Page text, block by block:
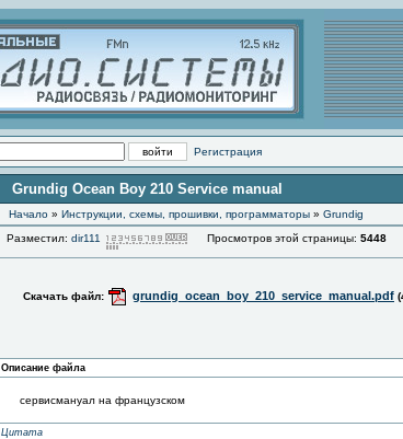
Регистрация
Grundig Ocean Boy 210 Service manual
Начало » Инструкции, схемы, прошивки, программаторы » Grundig
Разместил: dir111 Просмотров этой страницы: 5448
Скачать файл: grundig_ocean_boy_210_service_manual.pdf
Описание файла
сервисмануал на французском
Цитата